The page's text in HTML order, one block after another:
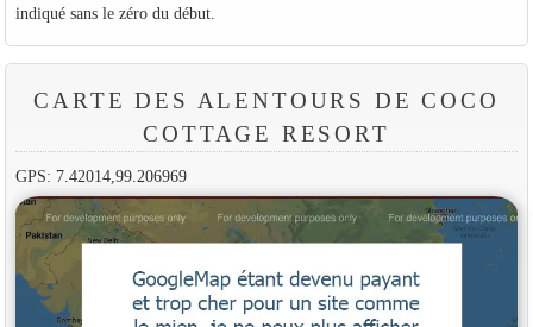
indiqué sans le zéro du début.
CARTE DES ALENTOURS DE COCO
COTTAGE RESORT
GPS: 7.42014,99.206969